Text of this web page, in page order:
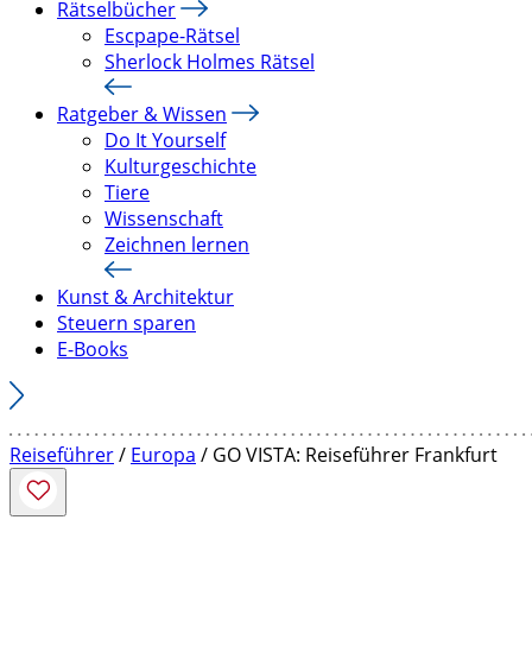
Rätselbücher
Escpape-Rätsel
Sherlock Holmes Rätsel
Ratgeber & Wissen
Do It Yourself
Kulturgeschichte
Tiere
Wissenschaft
Zeichnen lernen
Kunst & Architektur
Steuern sparen
E-Books
Reiseführer/ Europa / GO VISTA: Reiseführer Frankfurt